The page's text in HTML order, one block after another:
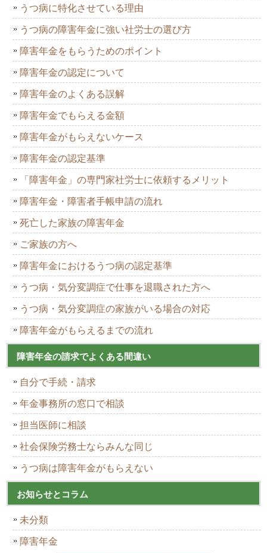
うつ病に特化させている理由
うつ病の障害年金に強い社労士の選び方
障害年金をもらうためのポイント
障害年金の認定について
障害年金のよくある誤解
障害年金でもらえる金額
障害年金がもらえないケース
障害年金の認定基準
「障害年金」の専門家社労士に依頼するメリット
障害年金・障害者手帳申請の流れ
死亡した家族の障害年金
ご家族の方へ
障害年金におけるうつ病の認定基準
うつ病・気分変調症で仕事を退職された方へ
うつ病・気分変調症の家族がいる場合の対応
障害年金がもらえるまでの流れ
障害年金の請求でよくある間違い
自分で手続・請求
年金事務所の窓口で相談
担当医師に相談
社会保険労務士ならみんな同じ
うつ病は障害年金がもらえない
お知らせとコラム
未分類
障害年金